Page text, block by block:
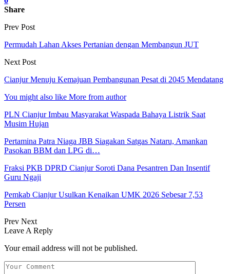
Share
Prev Post
Permudah Lahan Akses Pertanian dengan Membangun JUT
Next Post
Cianjur Menuju Kemajuan Pembangunan Pesat di 2045 Mendatang
You might also like More from author
PLN Cianjur Imbau Masyarakat Waspada Bahaya Listrik Saat
Musim Hujan
Pertamina Patra Niaga JBB Siagakan Satgas Nataru, Amankan
Pasokan BBM dan LPG di…
Fraksi PKB DPRD Cianjur Soroti Dana Pesantren Dan Insentif
Guru Ngaji
Pemkab Cianjur Usulkan Kenaikan UMK 2026 Sebesar 7,53
Persen
Prev Next
Leave A Reply
Your email address will not be published.